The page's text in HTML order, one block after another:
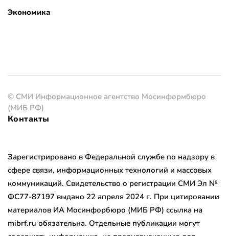
Экономика
© СМИ Информационное агентство Мосинформбюро
(МИБ РФ)
Контакты
Зарегистрировано в Федеральной службе по надзору в
сфере связи, информационных технологий и массовых
коммуникаций. Свидетельство о регистрации СМИ Эл №
ФС77-87197 выдано 22 апреля 2024 г. При цитировании
материалов ИА Мосинфорбюро (МИБ РФ) ссылка на
mibrf.ru обязательна. Отдельные публикации могут